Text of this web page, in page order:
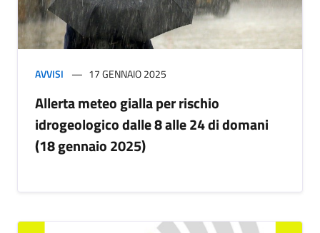
AVVISI 17 GENNAIO 2025
Allerta meteo gialla per rischio
idrogeologico dalle 8 alle 24 di domani
(18 gennaio 2025)